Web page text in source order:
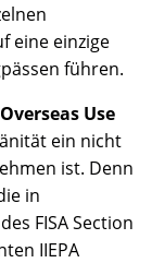
eine einzige
führen.
Use
ein nicht
ist. Denn
in
FISA Section
IIEPA